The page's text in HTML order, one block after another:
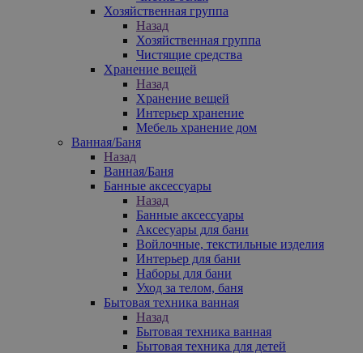
Хозяйственная группа
Назад
Хозяйственная группа
Чистящие средства
Хранение вещей
Назад
Хранение вещей
Интерьер хранение
Мебель хранение дом
Ванная/Баня
Назад
Ванная/Баня
Банные аксессуары
Назад
Банные аксессуары
Аксесуары для бани
Войлочные, текстильные изделия
Интерьер для бани
Наборы для бани
Уход за телом, баня
Бытовая техника ванная
Назад
Бытовая техника ванная
Бытовая техника для детей